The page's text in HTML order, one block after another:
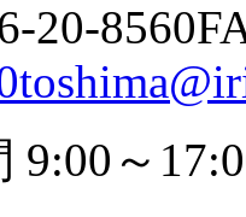
20-8560
9:00～